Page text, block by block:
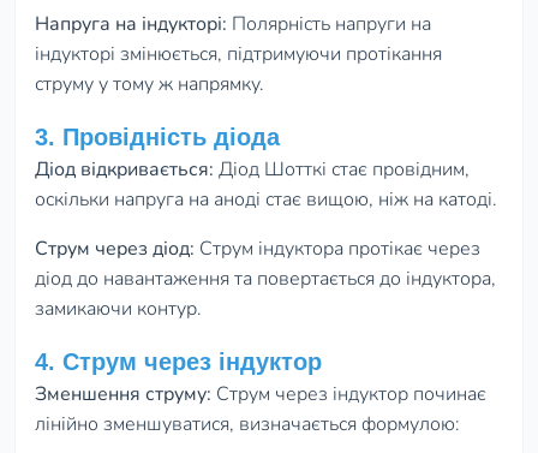
Напруга на індукторі: Полярність напруги на
індукторі змінюється, підтримуючи протікання
струму у тому ж напрямку.
3. Провідність діода
Діод відкривається: Діод Шотткі стає провідним,
оскільки напруга на аноді стає вищою, ніж на катоді.
Струм через діод: Струм індуктора протікає через
діод до навантаження та повертається до індуктора,
замикаючи контур.
4. Струм через індуктор
Зменшення струму: Струм через індуктор починає
лінійно зменшуватися, визначається формулою: